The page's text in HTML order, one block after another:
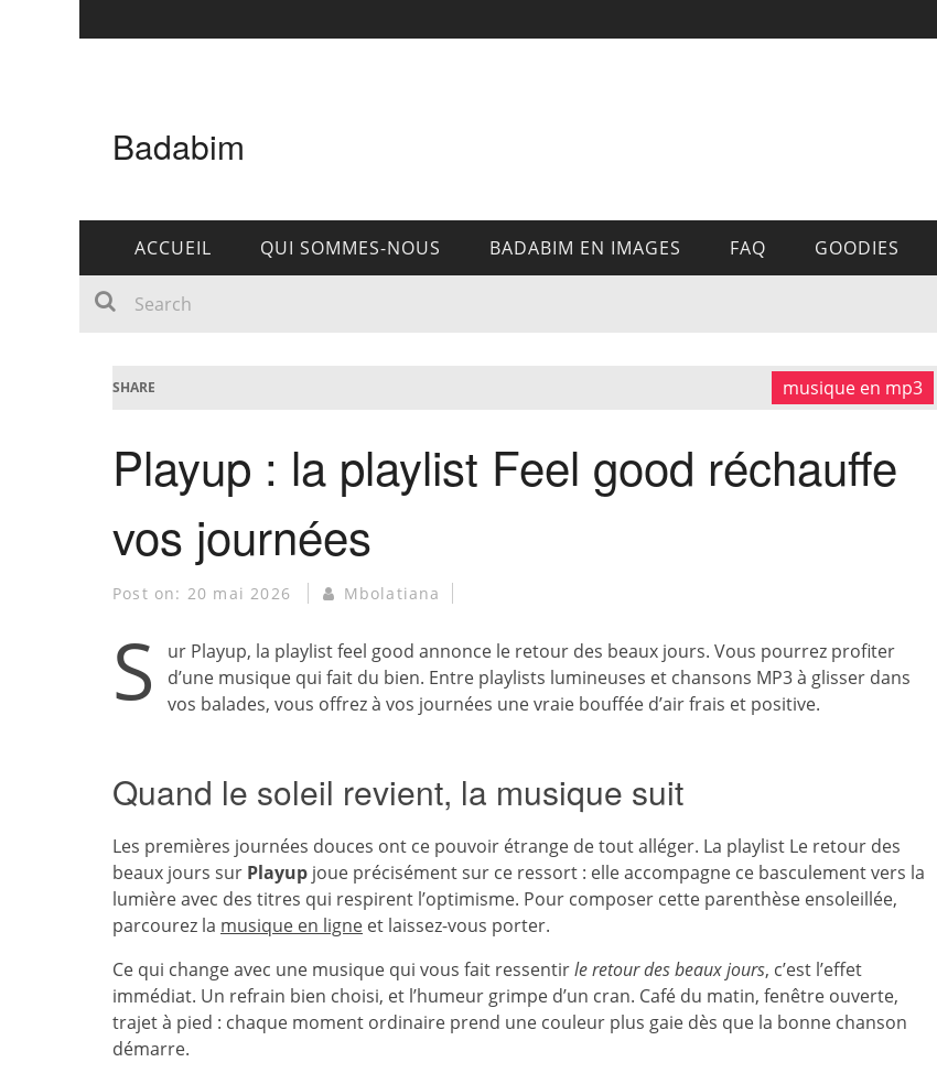
Badabim
ACCUEIL QUI SOMMES-NOUS BADABIM EN IMAGES FAQ GOODIES
SHARE musique en mp3
Playup : la playlist Feel good réchauffe
vos journées
Post on: 20 mai 2026 Mbolatiana
S
ur Playup, la playlist feel good annonce le retour des beaux jours. Vous pourrez profiter
d’une musique qui fait du bien. Entre playlists lumineuses et chansons MP3 à glisser dans
vos balades, vous offrez à vos journées une vraie bouffée d’air frais et positive.
Quand le soleil revient, la musique suit
Les premières journées douces ont ce pouvoir étrange de tout alléger. La playlist Le retour des
beaux jours sur Playup joue précisément sur ce ressort : elle accompagne ce basculement vers la
lumière avec des titres qui respirent l’optimisme. Pour composer cette parenthèse ensoleillée,
parcourez la musique en ligne et laissez-vous porter.
Ce qui change avec une musique qui vous fait ressentirle retour des beaux jours, c’est l’effet
immédiat. Un refrain bien choisi, et l’humeur grimpe d’un cran. Café du matin, fenêtre ouverte,
trajet à pied : chaque moment ordinaire prend une couleur plus gaie dès que la bonne chanson
démarre.